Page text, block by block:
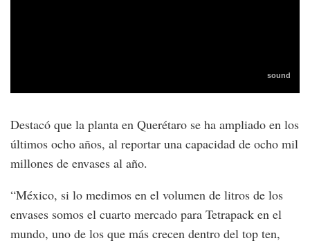
Destacó que la planta en Querétaro se ha ampliado en los
últimos ocho años, al reportar una capacidad de ocho mil
millones de envases al año.
“México, si lo medimos en el volumen de litros de los
envases somos el cuarto mercado para Tetrapack en el
mundo, uno de los que más crecen dentro del top ten,